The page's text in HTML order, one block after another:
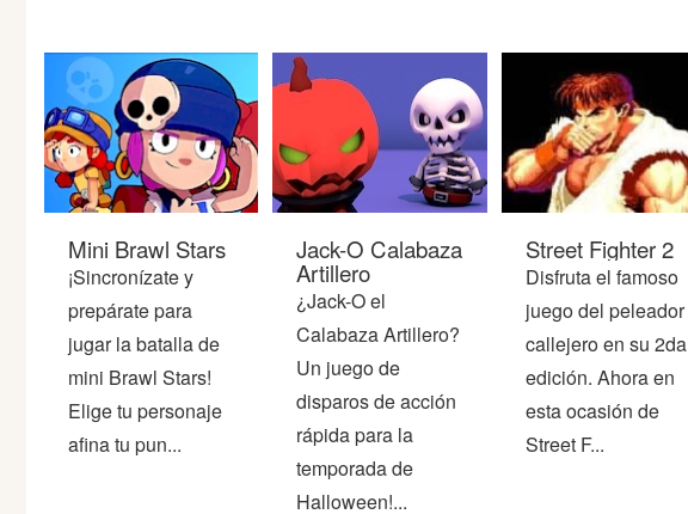
Animaciones
Mini Brawl Stars
¡Sincronízate y
prepárate para
jugar la batalla de
mini Brawl Stars!
Elige tu personaje
afina tu pun...
Jack-O Calabaza
Artillero
¿Jack-O el
Calabaza Artillero?
Un juego de
disparos de acción
rápida para la
temporada de
Halloween!...
Street Fighter 2
Disfruta el famoso
juego del peleador
callejero en su 2da
edición. Ahora en
esta ocasión de
Street F...